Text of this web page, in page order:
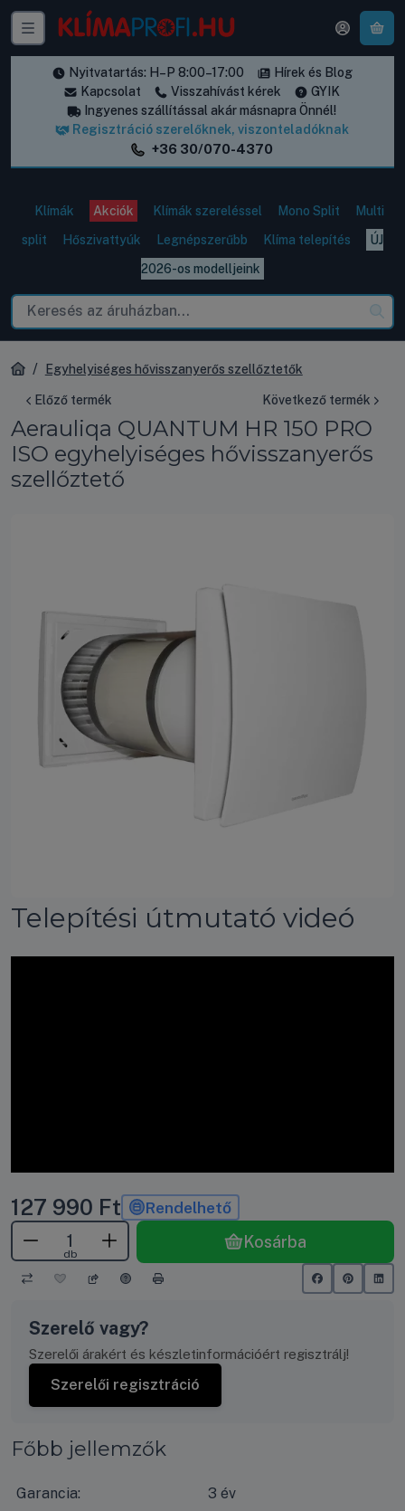
Nyitvatartás: H–P 8:00–17:00
Hírek és Blog
Kapcsolat
Visszahívást kérek
GYIK
Ingyenes szállítással akár másnapra Önnél!
Regisztráció szerelőknek, viszonteladóknak
+36 30/070-4370
Klímák Akciók Klímák szereléssel Mono Split
Multi
split
Hőszivattyúk Legnépszerűbb Klíma telepítés
ÚJ
2026-os modelljeink
Egyhelyiséges hővisszanyerős szellőztetők
Előző termék Következő termék
Aerauliqa QUANTUM HR 150 PRO
ISO egyhelyiséges hővisszanyerős
szellőztető
Telepítési útmutató videó
127 990 Ft Rendelhető
db
Kosárba
Szerelő vagy?
Szerelői árakért és készletinformációért regisztrálj!
Szerelői regisztráció
Főbb jellemzők
Garancia:
3 év